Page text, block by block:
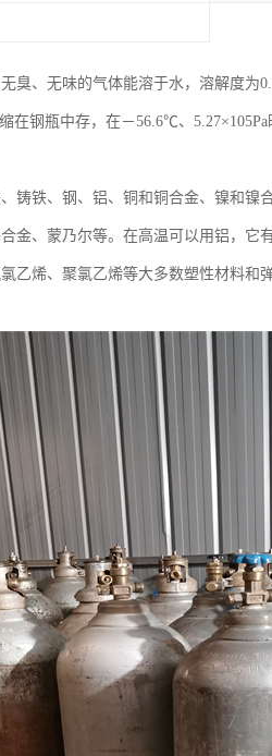
臭、无味的气体能溶于水，溶解度为
在钢瓶中存，在－56.6℃、5.27×105Pa
铸铁、钢、铝、铜和铜合金、镍和镍
金、蒙乃尔等。在高温可以用铝，它
乙烯、聚氯乙烯等大多数塑性材料和弹